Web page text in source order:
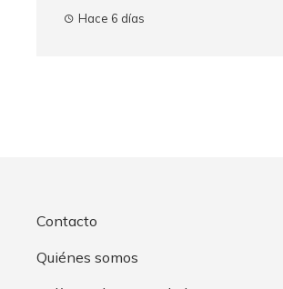
Hace 6 días
Contacto
Quiénes somos